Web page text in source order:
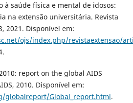
à saúde física e mental de idosos:
na extensão universitária. Revista
2021. Disponível em:
ojs/index.php/revistaextensao/
report on the global AIDS
2010. Disponível em:
globalreport/Global_report.html.